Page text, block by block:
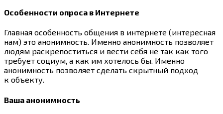
Особенности опроса в Интернете
Главная особенность общения в интернете (интересная
нам) это анонимность. Именно анонимность позволяет
людям раскрепоститься и вести себя не так как того
требует социум, а как им хотелось бы. Именно
анонимность позволяет сделать скрытный подход
к объекту.
Ваша анонимность